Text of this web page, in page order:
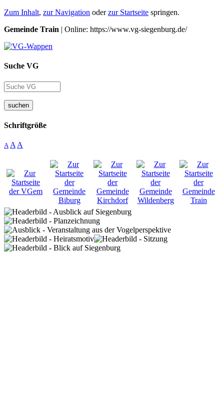
Zum Inhalt, zur Navigation oderzur Startseite springen.
Gemeinde Train | Online: https://www.vg-siegenburg.de/
Suche VG
suchen
Schriftgröße
A A A